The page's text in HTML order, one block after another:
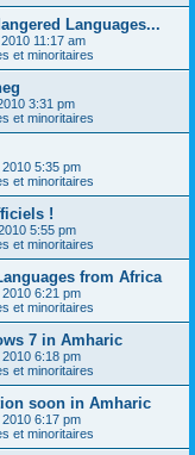
Languages...
11:17 am
et minoritaires
3:31 pm
et minoritaires
5:35 pm
et minoritaires
!
5:55 pm
et minoritaires
from Africa
6:21 pm
et minoritaires
7 in Amharic
6:18 pm
et minoritaires
soon in Amharic
6:17 pm
et minoritaires